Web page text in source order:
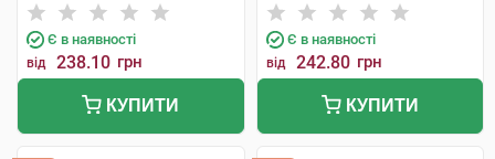
Є в наявності
від 238.10 грн
КУПИТИ
Є в наявності
від 242.80 грн
КУПИТИ